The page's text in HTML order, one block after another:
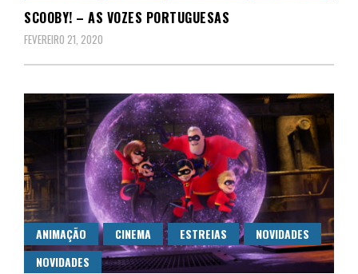
SCOOBY! – AS VOZES PORTUGUESAS
FEVEREIRO 21, 2020
ANIMAÇÃO CINEMA ESTREIAS
NOVIDADES
NOVIDADES